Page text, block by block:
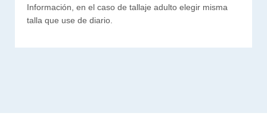
Información, en el caso de tallaje adulto elegir misma
talla que use de diario.